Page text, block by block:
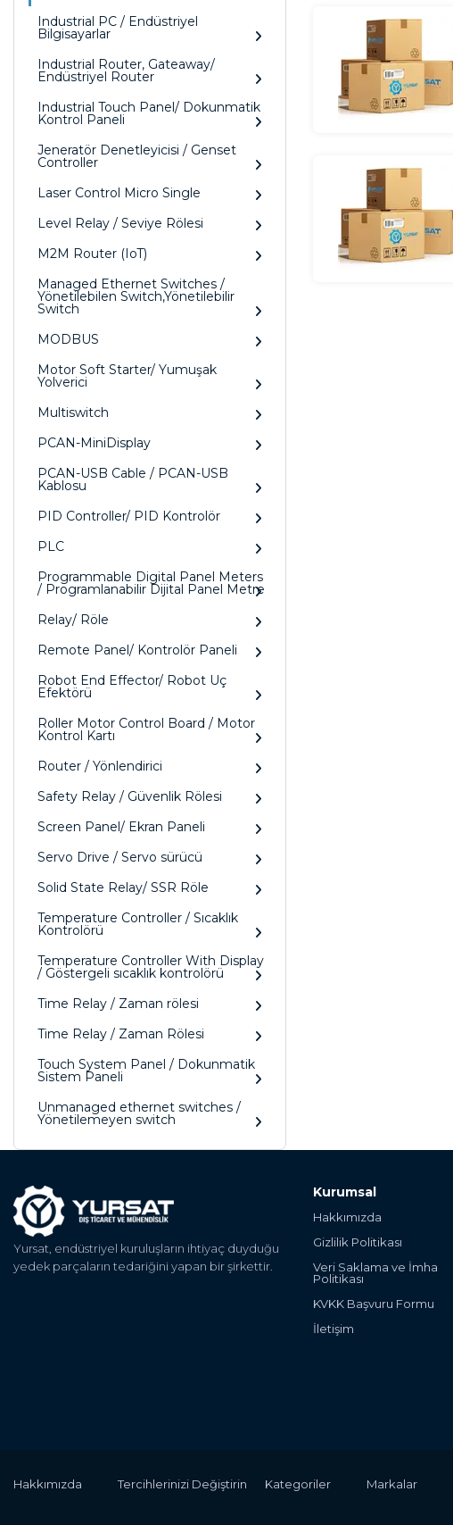
Industrial PC / Endüstriyel
Bilgisayarlar
Industrial Router, Gateaway/
Endüstriyel Router
Industrial Touch Panel/ Dokunmatik
Kontrol Paneli
Jeneratör Denetleyicisi / Genset
Controller
Laser Control Micro Single
Level Relay / Seviye Rölesi
M2M Router (IoT)
Managed Ethernet Switches /
Yönetilebilen Switch,Yönetilebilir
Switch
MODBUS
Motor Soft Starter/ Yumuşak
Yolverici
Multiswitch
PCAN-MiniDisplay
PCAN-USB Cable / PCAN-USB
Kablosu
PID Controller/ PID Kontrolör
PLC
Programmable Digital Panel Meters
/ Programlanabilir Dijital Panel Metre
Relay/ Röle
Remote Panel/ Kontrolör Paneli
Robot End Effector/ Robot Uç
Efektörü
Roller Motor Control Board / Motor
Kontrol Kartı
Router / Yönlendirici
Safety Relay / Güvenlik Rölesi
Screen Panel/ Ekran Paneli
Servo Drive / Servo sürücü
Solid State Relay/ SSR Röle
Temperature Controller / Sıcaklık
Kontrolörü
Temperature Controller With Display
/ Göstergeli sıcaklık kontrolörü
Time Relay / Zaman rölesi
Time Relay / Zaman Rölesi
Touch System Panel / Dokunmatik
Sistem Paneli
Unmanaged ethernet switches /
Yönetilemeyen switch
Yursat, endüstriyel kuruluşların ihtiyaç duyduğu
yedek parçaların tedariğini yapan bir şirkettir.
Kurumsal
Hakkımızda
Gizlilik Politikası
Veri Saklama ve İmha
Politikası
KVKK Başvuru Formu
İletişim
Hakkımızda Tercihlerinizi Değiştirin Kategoriler Markalar